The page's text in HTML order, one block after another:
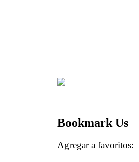
Bookmark Us
Agregar a